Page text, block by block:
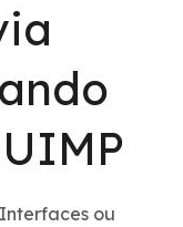
ou